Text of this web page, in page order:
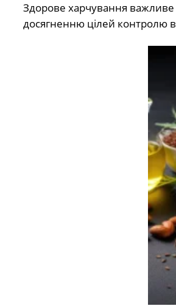
Здорове харчування важливе
досягненню цілей контролю